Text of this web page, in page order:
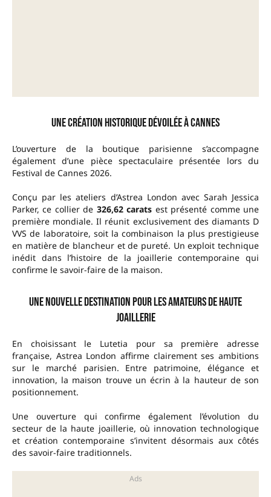
Une création historique dévoilée à Cannes
L’ouverture de la boutique parisienne s’accompagne
également d’une pièce spectaculaire présentée lors du
Festival de Cannes 2026.
Conçu par les ateliers d’Astrea London avec Sarah Jessica
Parker, ce collier de 326,62 carats est présenté comme une
première mondiale. Il réunit exclusivement des diamants D
VVS de laboratoire, soit la combinaison la plus prestigieuse
en matière de blancheur et de pureté. Un exploit technique
inédit dans l’histoire de la joaillerie contemporaine qui
confirme le savoir-faire de la maison.
Une nouvelle destination pour les amateurs de haute
joaillerie
En choisissant le Lutetia pour sa première adresse
française, Astrea London affirme clairement ses ambitions
sur le marché parisien. Entre patrimoine, élégance et
innovation, la maison trouve un écrin à la hauteur de son
positionnement.
Une ouverture qui confirme également l’évolution du
secteur de la haute joaillerie, où innovation technologique
et création contemporaine s’invitent désormais aux côtés
des savoir-faire traditionnels.